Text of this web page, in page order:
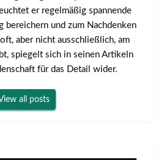
er regelmäßig spannende
bereichern und zum Nachdenken
aber nicht ausschließlich, am
spiegelt sich in seinen Artikeln
für das Detail wider.
all posts